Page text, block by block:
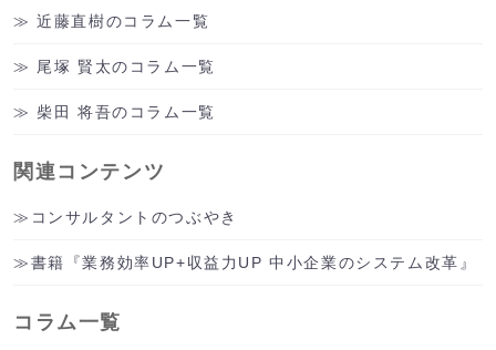
近藤直樹のコラム一覧
尾塚 賢太のコラム一覧
柴田 将吾のコラム一覧
関連コンテンツ
コンサルタントのつぶやき
書籍『業務効率UP+収益力UP 中小企業のシステム改革』
コラム一覧